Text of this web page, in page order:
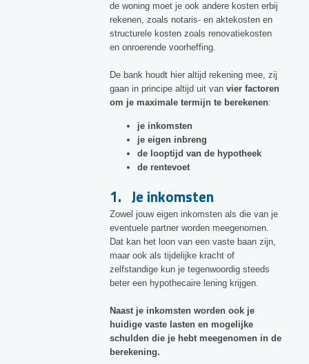
de woning moet je ook andere kosten erbij
rekenen, zoals notaris- en aktekosten en
structurele kosten zoals renovatiekosten
en onroerende voorheffing.
De bank houdt hier altijd rekening mee, zij
gaan in principe altijd uit van vier factoren
om je maximale termijn te berekenen:
je inkomsten
je eigen inbreng
de looptijd van de hypotheek
de rentevoet
1. Je inkomsten
Zowel jouw eigen inkomsten als die van je
eventuele partner worden meegenomen.
Dat kan het loon van een vaste baan zijn,
maar ook als tijdelijke kracht of
zelfstandige kun je tegenwoordig steeds
beter een hypothecaire lening krijgen.
Naast je inkomsten worden ook je
huidige vaste lasten en mogelijke
schulden die je hebt meegenomen in de
berekening.